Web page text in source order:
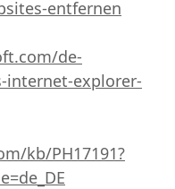
entfernen
de-
internet-explorer-
kb/PH17191?